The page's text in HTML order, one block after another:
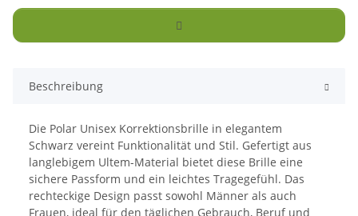
Beschreibung
Die Polar Unisex Korrektionsbrille in elegantem
Schwarz vereint Funktionalität und Stil. Gefertigt aus
langlebigem Ultem-Material bietet diese Brille eine
sichere Passform und ein leichtes Tragegefühl. Das
rechteckige Design passt sowohl Männer als auch
Frauen, ideal für den täglichen Gebrauch, Beruf und